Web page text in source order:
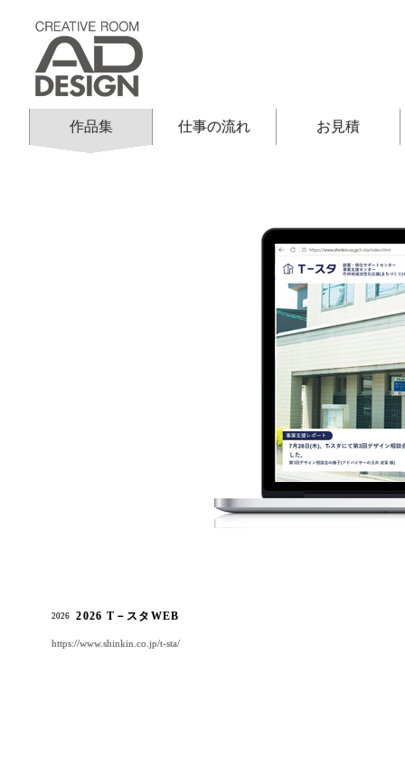
作品集 仕事の流れ お見積
2026 2026 T－スタWEB
https://www.shinkin.co.jp/t-sta/